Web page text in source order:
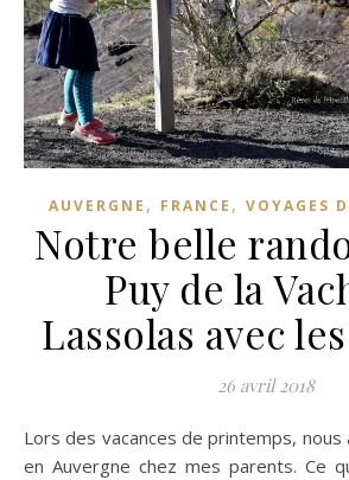
AUVERGNE , FRANCE , VOYAGES
Notre belle
Puy de la
Lassolas avec
26 avril 2018
Lors des vacances de printemps, nous avons fait un séjour
en Auvergne chez mes parents. Ce